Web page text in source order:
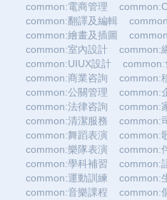
common:電商管理
common:翻譯及編輯
common:繪畫及插圖
common:室內設計
common:
common:UIUX設計
common:
common:商業咨詢
common:
common:公關管理
common:
common:法律咨詢
common:
common:清潔服務
common:
common:舞蹈表演
common:
common:樂隊表演
common:
common:學科補習
common:
common:運動訓練
common:
common:音樂課程
common: